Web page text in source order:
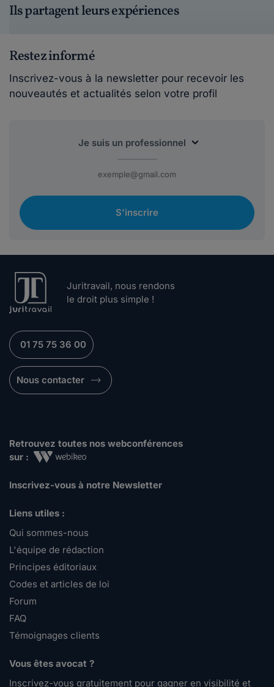
Ils partagent leurs expériences
Restez informé
Inscrivez-vous à la newsletter pour recevoir les
nouveautés et actualités selon votre profil
S'inscrire
Juritravail, nous rendons
le droit plus simple !
01 75 75 36 00
Nous contacter
Retrouvez toutes nos webconférences
sur :
Inscrivez-vous à notre Newsletter
Liens utiles :
Qui sommes-nous
L'équipe de rédaction
Principes éditoriaux
Codes et articles de loi
Forum
FAQ
Témoignages clients
Vous êtes avocat ?
Inscrivez-vous gratuitement pour gagner en visibilité et